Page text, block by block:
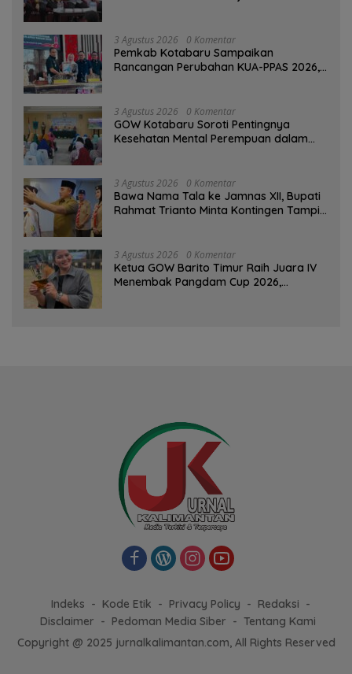
3 Agustus 2026 0 Komentar
Pemkab Kotabaru Sampaikan
Rancangan Perubahan KUA-PPAS 2026,
3 Agustus 2026 0 Komentar
GOW Kotabaru Soroti Pentingnya
Kesehatan Mental Perempuan dalam
3 Agustus 2026 0 Komentar
Bawa Nama Tala ke Jamnas XII, Bupati
Rahmat Trianto Minta Kontingen Tampil
3 Agustus 2026 0 Komentar
Ketua GOW Barito Timur Raih Juara IV
Menembak Pangdam Cup 2026,
Indeks Kode Etik Privacy Policy
Redaksi
Disclaimer
Pedoman Media Siber
Tentang Kami
Copyright @ 2025 jurnalkalimantan.com, All Rights Reserved